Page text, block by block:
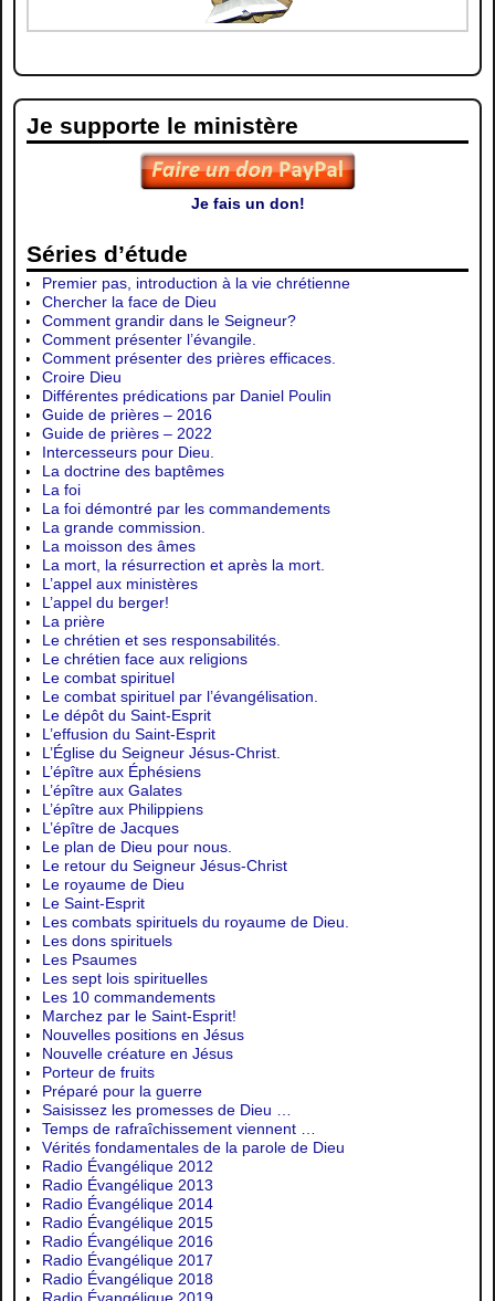
Je supporte le ministère
Je fais un don!
Séries d’étude
Premier pas, introduction à la vie chrétienne
Chercher la face de Dieu
Comment grandir dans le Seigneur?
Comment présenter l’évangile.
Comment présenter des prières efficaces.
Croire Dieu
Différentes prédications par Daniel Poulin
Guide de prières – 2016
Guide de prières – 2022
Intercesseurs pour Dieu.
La doctrine des baptêmes
La foi
La foi démontré par les commandements
La grande commission.
La moisson des âmes
La mort, la résurrection et après la mort.
L’appel aux ministères
L’appel du berger!
La prière
Le chrétien et ses responsabilités.
Le chrétien face aux religions
Le combat spirituel
Le combat spirituel par l’évangélisation.
Le dépôt du Saint-Esprit
L’effusion du Saint-Esprit
L’Église du Seigneur Jésus-Christ.
L’épître aux Éphésiens
L’épître aux Galates
L’épître aux Philippiens
L’épître de Jacques
Le plan de Dieu pour nous.
Le retour du Seigneur Jésus-Christ
Le royaume de Dieu
Le Saint-Esprit
Les combats spirituels du royaume de Dieu.
Les dons spirituels
Les Psaumes
Les sept lois spirituelles
Les 10 commandements
Marchez par le Saint-Esprit!
Nouvelles positions en Jésus
Nouvelle créature en Jésus
Porteur de fruits
Préparé pour la guerre
Saisissez les promesses de Dieu …
Temps de rafraîchissement viennent …
Vérités fondamentales de la parole de Dieu
Radio Évangélique 2012
Radio Évangélique 2013
Radio Évangélique 2014
Radio Évangélique 2015
Radio Évangélique 2016
Radio Évangélique 2017
Radio Évangélique 2018
Radio Évangélique 2019